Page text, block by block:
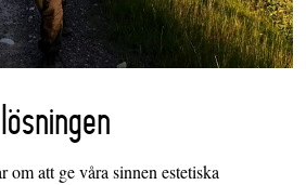
att ge våra sinnen estetiska